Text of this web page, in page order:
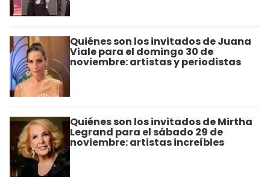
Quiénes son los invitados de Juana
Viale para el domingo 30 de
noviembre: artistas y periodistas
Quiénes son los invitados de Mirtha
Legrand para el sábado 29 de
noviembre: artistas increíbles